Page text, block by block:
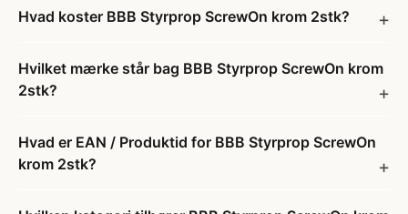
Hvad koster BBB Styrprop ScrewOn krom 2stk?
Hvilket mærke står bag BBB Styrprop ScrewOn krom
2stk?
Hvad er EAN / Produktid for BBB Styrprop ScrewOn
krom 2stk?